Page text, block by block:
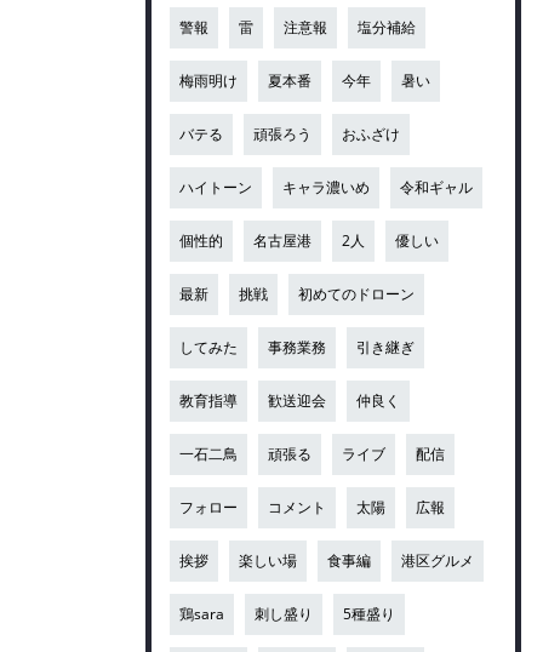
警報 雷 注意報 塩分補給
梅雨明け 夏本番 今年 暑い
バテる 頑張ろう おふざけ
ハイトーン キャラ濃いめ 令和ギャル
個性的 名古屋港 2人 優しい
最新 挑戦 初めてのドローン
してみた 事務業務 引き継ぎ
教育指導 歓送迎会 仲良く
一石二鳥 頑張る ライブ 配信
フォロー コメント 太陽 広報
挨拶 楽しい場 食事編 港区グルメ
鶏sara 刺し盛り 5種盛り